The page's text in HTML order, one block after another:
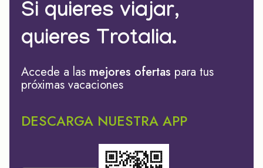
Si quieres viajar,
quieres Trotalia.
Accede a las mejores ofertas para tus
próximas vacaciones
DESCARGA NUESTRA APP